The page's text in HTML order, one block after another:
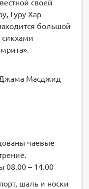
своей
Гуру Хар
большой
сикхами
Масджид
чаевые
08.00 – 14.00
шаль и носки